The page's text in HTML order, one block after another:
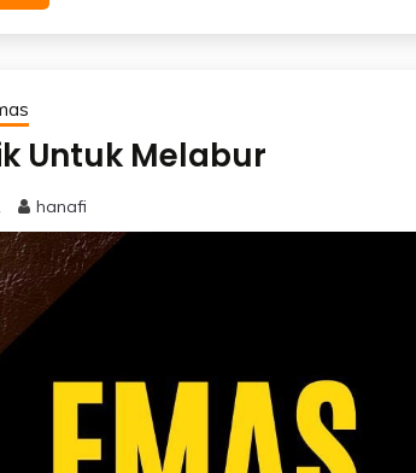
Untuk Melabur
hanafi